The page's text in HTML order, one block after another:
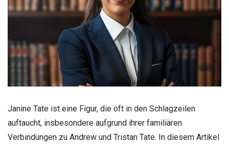
Janine Tate ist eine Figur, die oft in den Schlagzeilen
auftaucht, insbesondere aufgrund ihrer familiären
Verbindungen zu Andrew und Tristan Tate. In diesem Artikel